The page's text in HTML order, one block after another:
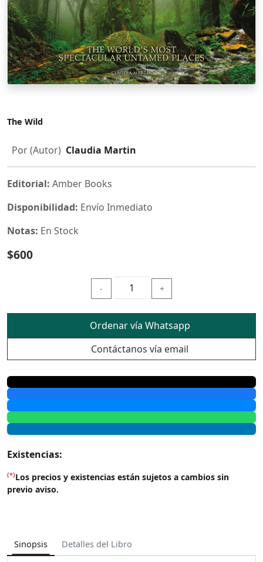
The Wild
Por (Autor) Claudia Martin
Editorial: Amber Books
Disponibilidad: Envío Inmediato
Notas: En Stock
$600
- +
Ordenar vía Whatsapp
Contáctanos vía email
Existencias:
(*)Los precios y existencias están sujetos a cambios sin
previo aviso.
Sinopsis Detalles del Libro